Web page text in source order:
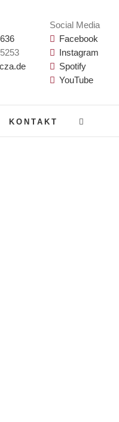
Social Media
Facebook
Instagram
Spotify
YouTube
KONTAKT